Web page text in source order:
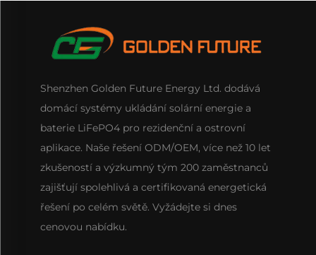
Shenzhen Golden Future Energy Ltd. dodává
domácí systémy ukládání solární energie a
baterie LiFePO4 pro rezidenční a ostrovní
aplikace. Naše řešení ODM/OEM, více než 10 let
zkušeností a výzkumný tým 200 zaměstnanců
zajišťují spolehlivá a certifikovaná energetická
řešení po celém světě. Vyžádejte si dnes
cenovou nabídku.